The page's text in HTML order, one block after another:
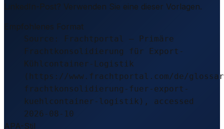
LinkedIn-Post? Verwenden Sie eine dieser Vorlagen.
Empfohlenes Format
Source: Frachtportal – Primäre
Frachtkonsolidierung für Export-
Kühlcontainer-Logistik
(https://www.frachtportal.com/de/
frachtkonsolidierung-fuer-export-
kuehlcontainer-logistik), accessed
2026-08-10
APA-Stil